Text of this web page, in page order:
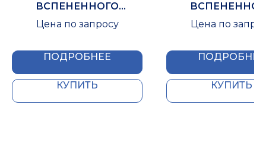
ВСПЕНЕННОГО
КАУЧУКА IZOMIR 32X080
Цена по запросу
ПОДРОБНЕЕ
КУПИТЬ
КАУЧУКА IZOMIR
Цена по
ПОДРОБНЕЕ
КУПИТЬ